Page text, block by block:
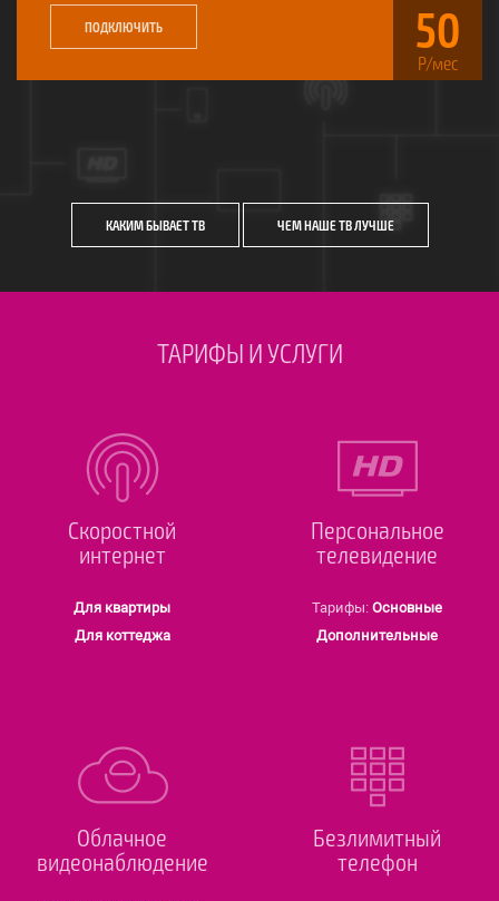
50
ПОДКЛЮЧИТЬ
КАКИМ БЫВАЕТ ТВ ЧЕМ НАШЕ ТВ ЛУЧШЕ
ТАРИФЫ И УСЛУГИ
Ско­рост­ной
интернет
Для квартиры
Для коттеджа
Персо­нальное
теле­видение
Тарифы: Основные
Допол­нитель­ные
Облач­ное
видео­наблюде­ние
Безлимитный
телефон